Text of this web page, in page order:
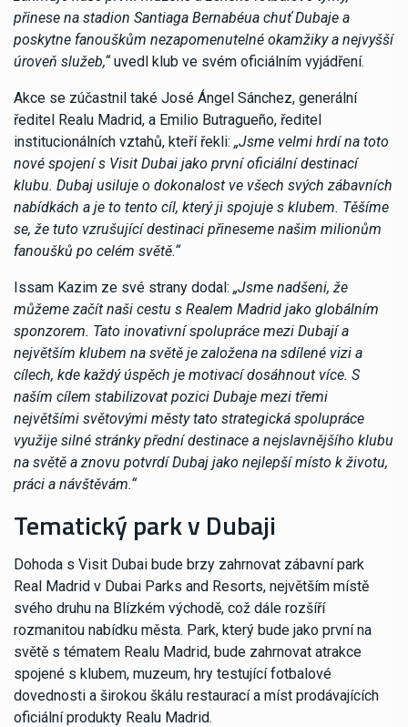
přinese na stadion Santiaga Bernabéua chuť Dubaje a
poskytne fanouškům nezapomenutelné okamžiky a nejvyšší
úroveň služeb,“uvedl klub ve svém oficiálním vyjádření.
Akce se zúčastnil také José Ángel Sánchez, generální
ředitel Realu Madrid, a Emilio Butragueño, ředitel
institucionálních vztahů, kteří řekli: „Jsme velmi hrdí na toto
nové spojení s Visit Dubai jako první oficiální destinací
klubu. Dubaj usiluje o dokonalost ve všech svých zábavních
nabídkách a je to tento cíl, který ji spojuje s klubem. Těšíme
se, že tuto vzrušující destinaci přineseme našim milionům
fanoušků po celém světě.“
Issam Kazim ze své strany dodal: „Jsme nadšeni, že
můžeme začít naši cestu s Realem Madrid jako globálním
sponzorem. Tato inovativní spolupráce mezi Dubají a
největším klubem na světě je založena na sdílené vizi a
cílech, kde každý úspěch je motivací dosáhnout více. S
naším cílem stabilizovat pozici Dubaje mezi třemi
největšími světovými městy tato strategická spolupráce
využije silné stránky přední destinace a nejslavnějšího klubu
na světě a znovu potvrdí Dubaj jako nejlepší místo k životu,
práci a návštěvám.“
Tematický park v Dubaji
Dohoda s Visit Dubai bude brzy zahrnovat zábavní park
Real Madrid v Dubai Parks and Resorts, největším místě
svého druhu na Blízkém východě, což dále rozšíří
rozmanitou nabídku města. Park, který bude jako první na
světě s tématem Realu Madrid, bude zahrnovat atrakce
spojené s klubem, muzeum, hry testující fotbalové
dovednosti a širokou škálu restaurací a míst prodávajících
oficiální produkty Realu Madrid.